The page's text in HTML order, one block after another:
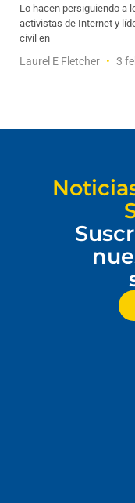
Lo hacen persiguiendo a
activistas de Internet y
civil en
Laurel E Fletcher 3